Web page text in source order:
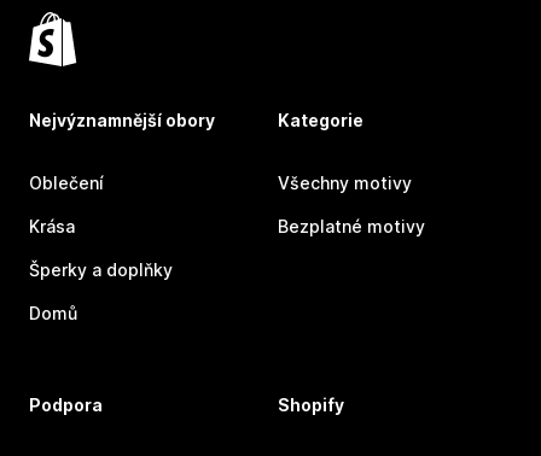
Nejvýznamnější obory
Oblečení
Krása
Šperky a doplňky
Domů
Kategorie
Všechny motivy
Bezplatné motivy
Podpora Shopify